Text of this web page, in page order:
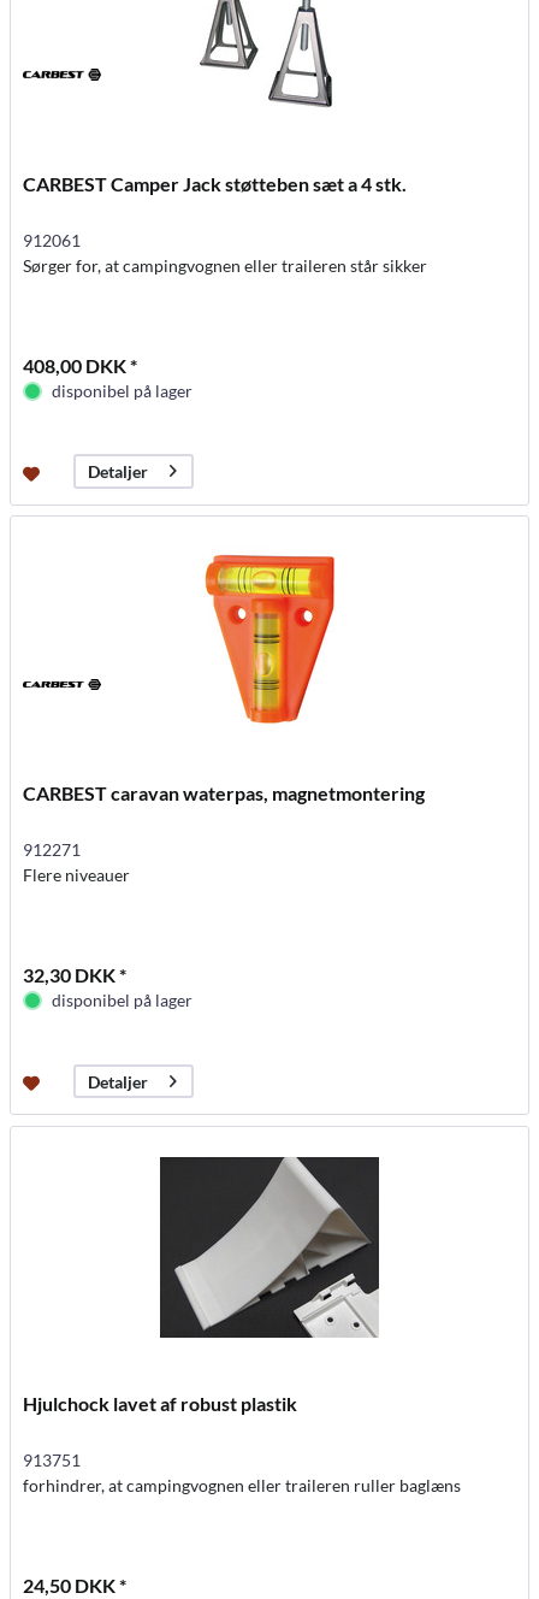
CARBEST Camper Jack støtteben sæt a 4 stk.
912061
Sørger for, at campingvognen eller traileren står sikker
408,00 DKK *
disponibel på lager
Detaljer
CARBEST caravan waterpas, magnetmontering
912271
Flere niveauer
32,30 DKK *
disponibel på lager
Detaljer
Hjulchock lavet af robust plastik
913751
forhindrer, at campingvognen eller traileren ruller baglæns
24,50 DKK *